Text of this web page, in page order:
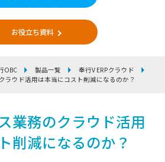
お役立ち資料
OBC 製品一覧
奉行V ERPクラウド
ラウド活用は本当にコスト削減になるのか？
業務のクラウド活用
削減になるのか？